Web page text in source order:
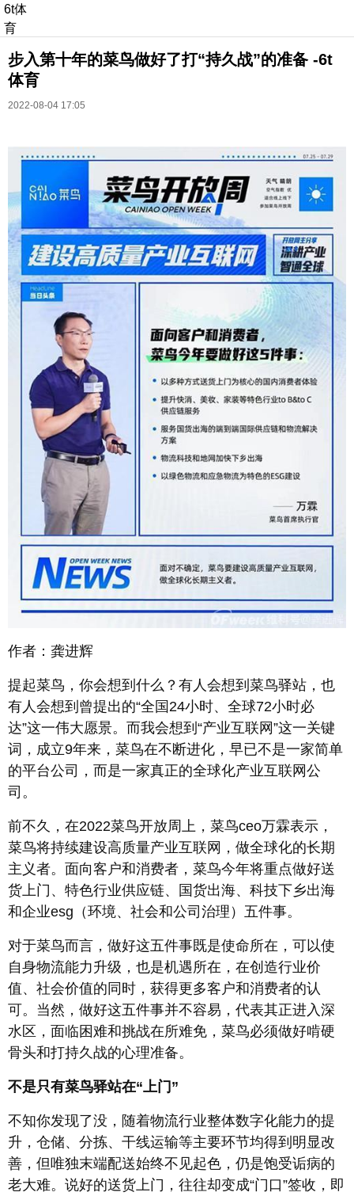
6t体
育
步入第十年的菜鸟做好了打“持久战”的准备 -6t
体育
2022-08-04 17:05
作者：龚进辉
提起菜鸟，你会想到什么？有人会想到菜鸟驿站，也
有人会想到曾提出的“全国24小时、全球72小时必
达”这一伟大愿景。而我会想到“产业互联网”这一关键
词，成立9年来，菜鸟在不断进化，早已不是一家简单
的平台公司，而是一家真正的全球化产业互联网公
司。
前不久，在2022菜鸟开放周上，菜鸟ceo万霖表示，
菜鸟将持续建设高质量产业互联网，做全球化的长期
主义者。面向客户和消费者，菜鸟今年将重点做好送
货上门、特色行业供应链、国货出海、科技下乡出海
和企业esg（环境、社会和公司治理）五件事。
对于菜鸟而言，做好这五件事既是使命所在，可以使
自身物流能力升级，也是机遇所在，在创造行业价
值、社会价值的同时，获得更多客户和消费者的认
可。当然，做好这五件事并不容易，代表其正进入深
水区，面临困难和挑战在所难免，菜鸟必须做好啃硬
骨头和打持久战的心理准备。
不是只有菜鸟驿站在“上门”
不知你发现了没，随着物流行业整体数字化能力的提
升，仓储、分拣、干线运输等主要环节均得到明显改
善，但唯独末端配送始终不见起色，仍是饱受诟病的
老大难。说好的送货上门，往往却变成“门口”签收，即
进入ofweek阅读全文